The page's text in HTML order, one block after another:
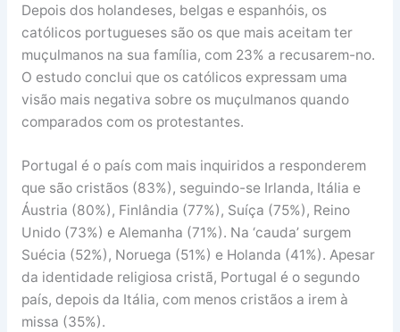
Depois dos holandeses, belgas e espanhóis, os
católicos portugueses são os que mais aceitam ter
muçulmanos na sua família, com 23% a recusarem-no.
O estudo conclui que os católicos expressam uma
visão mais negativa sobre os muçulmanos quando
comparados com os protestantes.
Portugal é o país com mais inquiridos a responderem
que são cristãos (83%), seguindo-se Irlanda, Itália e
Áustria (80%), Finlândia (77%), Suíça (75%), Reino
Unido (73%) e Alemanha (71%). Na ‘cauda’ surgem
Suécia (52%), Noruega (51%) e Holanda (41%). Apesar
da identidade religiosa cristã, Portugal é o segundo
país, depois da Itália, com menos cristãos a irem à
missa (35%).